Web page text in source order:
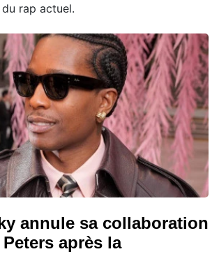
rap actuel.
annule sa collaboration
après la